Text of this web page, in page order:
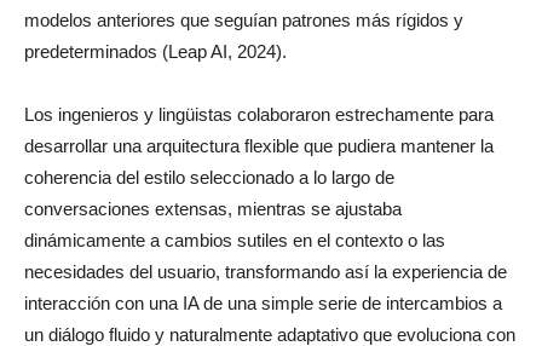
modelos anteriores que seguían patrones más rígidos y
predeterminados (Leap AI, 2024).
Los ingenieros y lingüistas colaboraron estrechamente para
desarrollar una arquitectura flexible que pudiera mantener la
coherencia del estilo seleccionado a lo largo de
conversaciones extensas, mientras se ajustaba
dinámicamente a cambios sutiles en el contexto o las
necesidades del usuario, transformando así la experiencia de
interacción con una IA de una simple serie de intercambios a
un diálogo fluido y naturalmente adaptativo que evoluciona con